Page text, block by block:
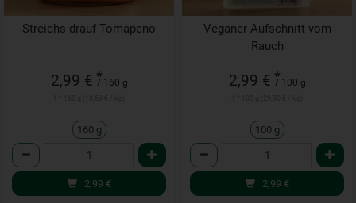
Streichs drauf Tomapeno
2,99 € *
/ 160 g
160 g
Anzahl
2,99 €
Veganer Aufschnitt vom
Rauch
2,99 € *
/ 100 g
100 g
Anzahl
2,99 €